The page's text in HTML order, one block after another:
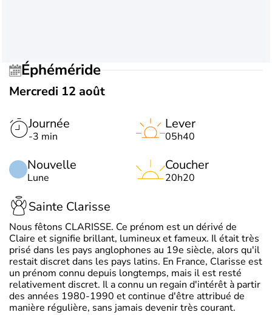
Éphéméride
Mercredi 12 août
Journée
-3 min
Nouvelle
Lune
Lever
05h40
Coucher
20h20
Sainte Clarisse
Nous fêtons CLARISSE. Ce prénom est un dérivé de
Claire et signifie brillant, lumineux et fameux. Il était très
prisé dans les pays anglophones au 19e siècle, alors qu'il
restait discret dans les pays latins. En France, Clarisse est
un prénom connu depuis longtemps, mais il est resté
relativement discret. Il a connu un regain d'intérêt à partir
des années 1980-1990 et continue d'être attribué de
manière régulière, sans jamais devenir très courant.